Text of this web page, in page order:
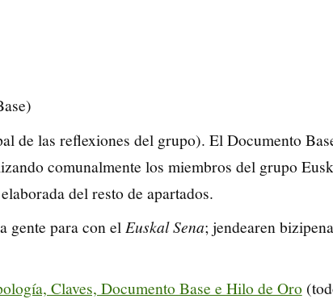
de las reflexiones del grupo). El Documento
comunalmente los miembros del grupo
del resto de apartados.
gente para con elEuskal Sena; jendearen
Claves, Documento Base e Hilo de Oro